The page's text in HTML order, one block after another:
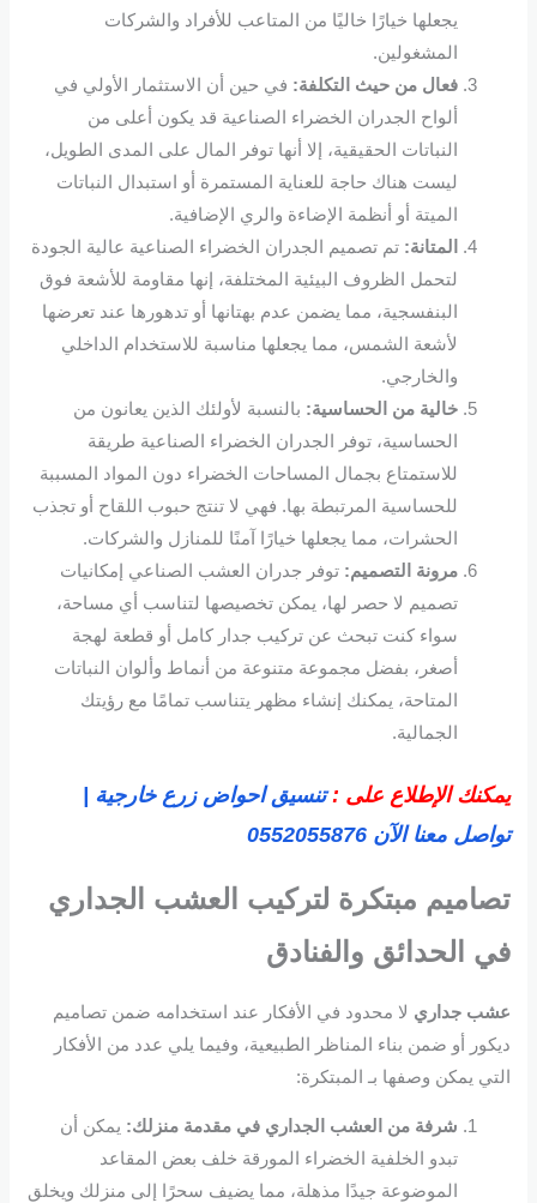
يجعلها خيارًا خاليًا من المتاعب للأفراد والشركات
المشغولين.
فعال من حيث التكلفة:في حين أن الاستثمار الأولي في
ألواح الجدران الخضراء الصناعية قد يكون أعلى من
النباتات الحقيقية، إلا أنها توفر المال على المدى الطويل،
ليست هناك حاجة للعناية المستمرة أو استبدال النباتات
الميتة أو أنظمة الإضاءة والري الإضافية.
المتانة:تم تصميم الجدران الخضراء الصناعية عالية الجودة
لتحمل الظروف البيئية المختلفة، إنها مقاومة للأشعة فوق
البنفسجية، مما يضمن عدم بهتانها أو تدهورها عند تعرضها
لأشعة الشمس، مما يجعلها مناسبة للاستخدام الداخلي
والخارجي.
خالية من الحساسية:بالنسبة لأولئك الذين يعانون من
الحساسية، توفر الجدران الخضراء الصناعية طريقة
للاستمتاع بجمال المساحات الخضراء دون المواد المسببة
للحساسية المرتبطة بها. فهي لا تنتج حبوب اللقاح أو تجذب
الحشرات، مما يجعلها خيارًا آمنًا للمنازل والشركات.
مرونة التصميم:توفر جدران العشب الصناعي إمكانيات
تصميم لا حصر لها، يمكن تخصيصها لتناسب أي مساحة،
سواء كنت تبحث عن تركيب جدار كامل أو قطعة لهجة
أصغر، بفضل مجموعة متنوعة من أنماط وألوان النباتات
المتاحة، يمكنك إنشاء مظهر يتناسب تمامًا مع رؤيتك
الجمالية.
يمكنك الإطلاع على :تنسيق احواض زرع خارجية |
تواصل معنا الآن 0552055876
تصاميم مبتكرة لتركيب العشب الجداري
في الحدائق والفنادق
عشب جداريلا محدود في الأفكار عند استخدامه ضمن تصاميم
ديكور أو ضمن بناء المناظر الطبيعية، وفيما يلي عدد من الأفكار
التي يمكن وصفها بـ المبتكرة:
شرفة منالعشب الجداريفي مقدمة منزلك:يمكن أن
تبدو الخلفية الخضراء المورقة خلف بعض المقاعد
الموضوعة جيدًا مذهلة، مما يضيف سحرًا إلى منزلك ويخلق